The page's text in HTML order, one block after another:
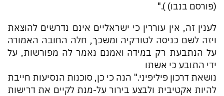
(פורסם בנבו) )."
לענין זה, אין עוררין כי ישראליים אינם נדרשים להוצאת
ויזה לשם כניסה לטורקיה ומשכך, חלה החובה האמורה
על הנתבעת רק במידה ואמנם נאמר לה מפורשות, על
ידי התובע כי אשתו
נושאת דרכון פיליפיני." הנה כי כן, סוכנות הנסיעות חייבת
להיות אקטיבית ולבצע בירור על-מנת לקיים את דרישות